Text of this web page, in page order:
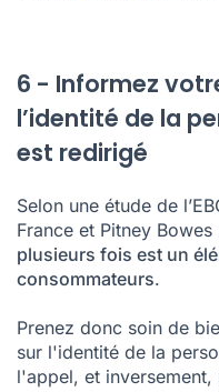
6 - Informez
l’identité de la
est redirigé
Selon une étude de
France et Pitney
plusieurs fois est un
consommateurs.
Prenez donc soin de
sur l'identité de la
l'appel, et